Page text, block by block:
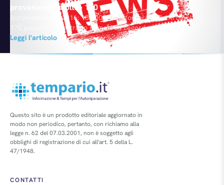
provenienti da oltre 170 paesi
Automechanika 2016: 136.000 visitatori provenienti da oltre
170 paesi si rincontrano numeri da record con 4.820
espositori. Il tema centrale della più grande fiera del mondo
per l'Independent Aftermarket 2016 è stato "il domani del
Service & Mobility". Un numero record di 4.820 espositori
Leggi l'articolo
Questo sito è un prodotto editoriale aggiornato in
modo non periodico, pertanto, con richiamo alla
legge n. 62 del 07.03.2001, non è soggetto agli
obblighi di registrazione di cui all'art. 5 della L.
47/1948.
CONTATTI